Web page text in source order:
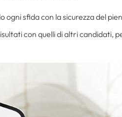
sfida con la sicurezza del
con quelli di altri candidati,